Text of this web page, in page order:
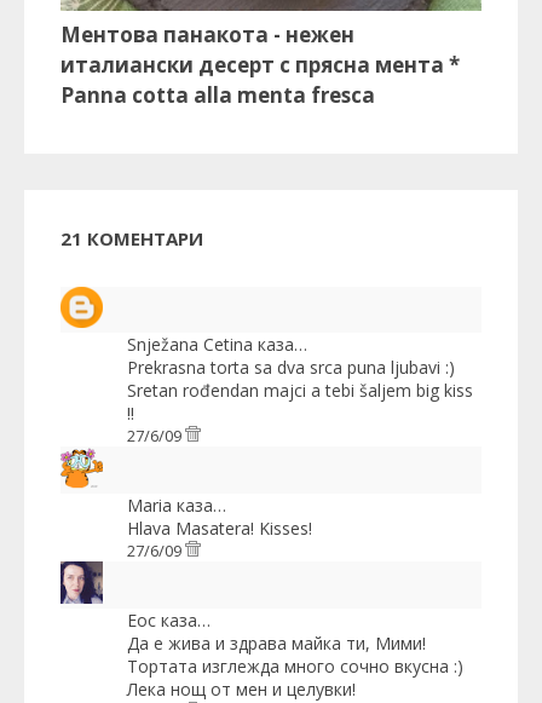
Ментова панакота - нежен
италиански десерт с прясна мента *
Panna cotta alla menta fresca
21 КОМЕНТАРИ
Snježana Cetina каза…
Prekrasna torta sa dva srca puna ljubavi :)
Sretan rođendan majci a tebi šaljem big kiss
!!
27/6/09
Maria каза…
Hlava Masatera! Kisses!
27/6/09
Еoc каза…
Да е жива и здрава майка ти, Мими!
Тортата изглежда много сочно вкусна :)
Лека нощ от мен и целувки!